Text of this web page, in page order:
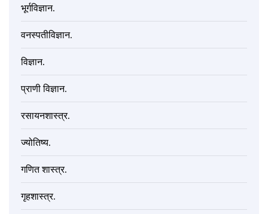
भूर्गविज्ञान.
वनस्पतीविज्ञान.
विज्ञान.
प्राणी विज्ञान.
रसायनशास्त्र.
ज्योतिष्य.
गणित शास्त्र.
गृहशास्त्र.